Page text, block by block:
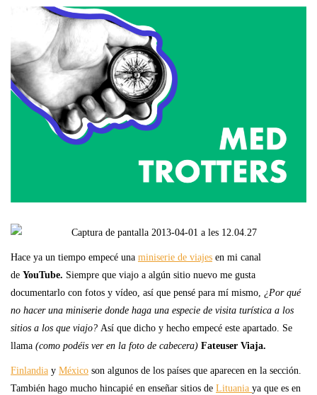
Hace ya un tiempo empecé una miniserie de viajes en mi canal
de YouTube. Siempre que viajo a algún sitio nuevo me gusta
documentarlo con fotos y vídeo, así que pensé para mí mismo, ¿Por qué
no hacer una miniserie donde haga una especie de visita turística a los
sitios a los que viajo? Así que dicho y hecho empecé este apartado. Se
llama (como podéis ver en la foto de cabecera) Fateuser Viaja.
Finlandia y México son algunos de los países que aparecen en la sección.
También hago mucho hincapié en enseñar sitios de Lituania ya que es en